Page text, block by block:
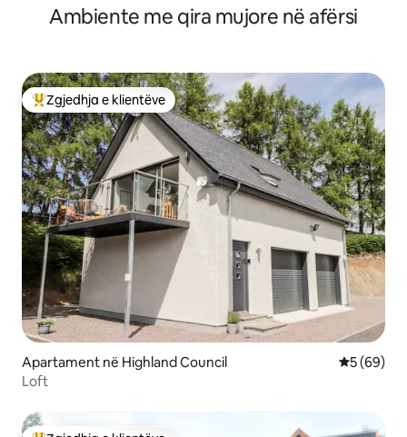
Ambiente me qira mujore në afërsi
Më të mirat e zgjedhjeve të klientëve
Zgjedhja e klientëve
Apartament në Highland Council Vlerësimi
5 (69)
Loft